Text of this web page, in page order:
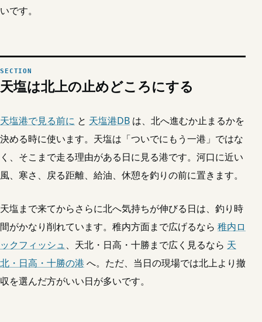
いです。
天塩は北上の止めどころにする
天塩港で見る前に と 天塩港DB は、北へ進むか止まるかを
決める時に使います。天塩は「ついでにもう一港」ではな
く、そこまで走る理由がある日に見る港です。河口に近い
風、寒さ、戻る距離、給油、休憩を釣りの前に置きます。
天塩まで来てからさらに北へ気持ちが伸びる日は、釣り時
間がかなり削れています。稚内方面まで広げるなら 稚内ロ
ックフィッシュ、天北・日高・十勝まで広く見るなら 天
北・日高・十勝の港 へ。ただ、当日の現場では北上より撤
収を選んだ方がいい日が多いです。